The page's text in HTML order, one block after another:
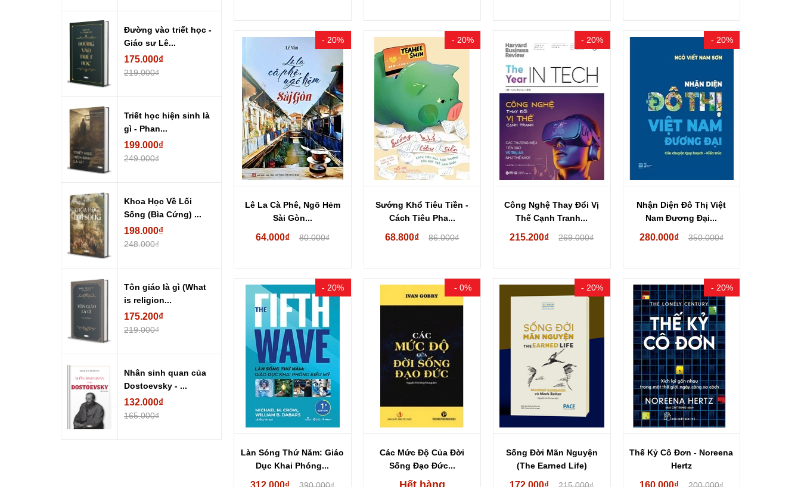
- 20%
Lê La Cà Phê, Ngõ Hẻm
Sài Gòn...
64.000₫ 80.000₫
- 20%
Sướng Khổ Tiêu Tiền -
Cách Tiêu Pha...
68.800₫ 86.000₫
- 20%
Công Nghệ Thay Đổi Vị
Thế Cạnh Tranh...
215.200₫ 269.000₫
- 20%
Nhận Diện Đô Thị Việt
Nam Đương Đại...
280.000₫ 350.000₫
- 20%
Làn Sóng Thứ Năm: Giáo
Dục Khai Phóng...
312.000₫
- 0%
Các Mức Độ Của Đời
Sống Đạo Đức...
Hết hàng
- 20%
Sống Đời Mãn Nguyện
(The Earned Life)
172.000₫
- 20%
Thế Kỷ Cô Đơn - Noreena
Hertz
160.000₫
Đường vào triết học -
Giáo sư Lê...
175.000₫
219.000₫
Triết học hiện sinh là
gì - Phan...
199.000₫
249.000₫
Khoa Học Về Lối
Sống (Bìa Cứng) ...
198.000₫
248.000₫
Tôn giáo là gì (What
is religion...
175.200₫
219.000₫
Nhân sinh quan của
Dostoevsky - ...
132.000₫
165.000₫